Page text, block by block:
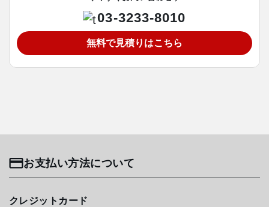
03-3233-8010
無料で見積りはこちら
お支払い方法について
クレジットカード